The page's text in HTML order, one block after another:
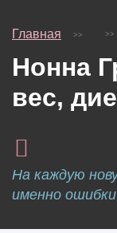
Главная
Нонна
вес,
На каждую
именно